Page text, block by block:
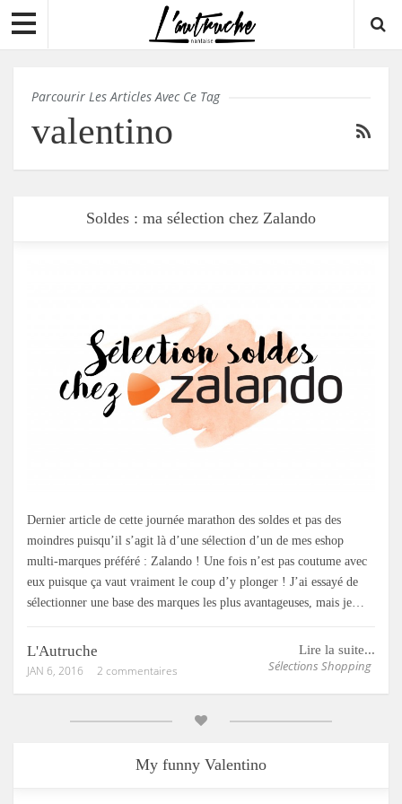
Parcourir Les Articles Avec Ce Tag
valentino
Soldes : ma sélection chez Zalando
Dernier article de cette journée marathon des soldes et pas des
moindres puisqu’il s’agit là d’une sélection d’un de mes eshop
multi-marques préféré : Zalando ! Une fois n’est pas coutume avec
eux puisque ça vaut vraiment le coup d’y plonger ! J’ai essayé de
sélectionner une base des marques les plus avantageuses, mais je…
Lire la suite...
Sélections Shopping
L'Autruche
JAN 6, 2016 2 commentaires
My funny Valentino